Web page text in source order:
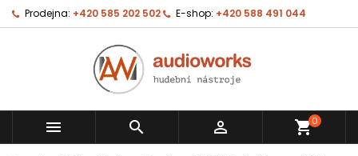
Prodejna: +420 585 202 502 E-shop: +420 588 491 044
   shopping_cart0